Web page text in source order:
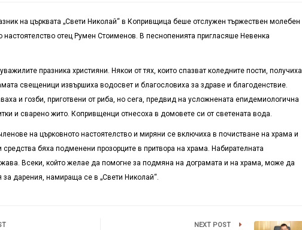
на църквата „Свети Николай“ в Копривщица беше отслужен тържествен молебен
настоятелство отец Румен Стоименов. В песнопенията пригласяше Невенка
празника християни. Някои от тях, които спазват коледните пости, получиха
свещеници извършиха водосвет и благословиха за здраве и благоденствие.
и гозби, приготвени от риба, но сега, предвид на усложнената епидемиологична
и сварено жито. Копривщенци отнесоха в домовете си от светената вода.
на църковното настоятелство и миряни се включиха в почистване на храма и
средства бяха подменени прозорците в притвора на храма. Набирателната
Всеки, който желае да помогне за подмяна на дограмата и на храма, може да
за дарения, намираща се в „Свети Николай“.
NEXT POST